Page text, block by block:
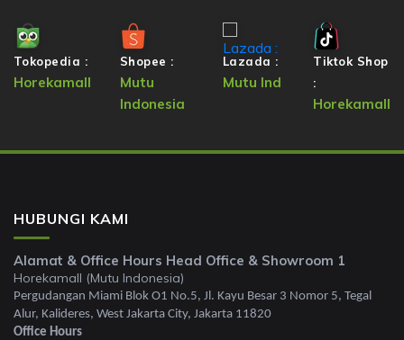
Tokopedia :
Horekamall
Shopee :
Mutu
Indonesia
Lazada :
Mutu Ind
Tiktok Shop
:
Horekamall
HUBUNGI KAMI
Alamat & Office Hours Head Office & Showroom 1
Horekamall (Mutu Indonesia)
Pergudangan Miami Blok O1 No.5, Jl. Kayu Besar 3 Nomor 5, Tegal
Alur, Kalideres, West Jakarta City, Jakarta 11820
Office Hours